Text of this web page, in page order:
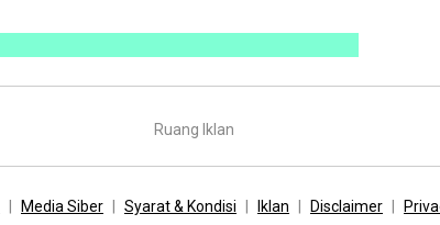
Ruang Iklan
Media Siber Syarat & Kondisi Iklan Disclaimer